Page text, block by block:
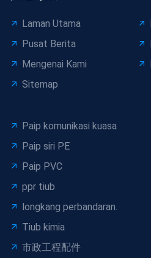
Laman Utama
Pusat Berita
Mengenai Kami
Sitemap
Paip komunikasi kuasa
Paip siri PE
Paip PVC
ppr tiub
longkang perbandaran.
Tiub kimia
市政工程配件